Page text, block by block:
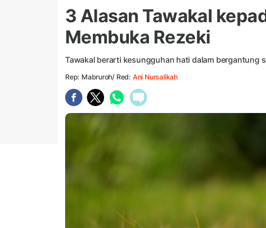
3 Alasan Tawakal
Membuka Rezeki
Tawakal berarti kesungguhan hati dalam bergantung
Rep: Mabruroh/ Red: Ani Nursalikah